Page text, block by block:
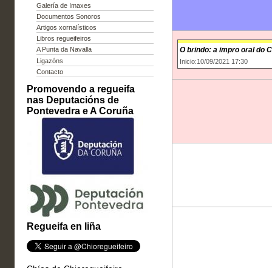
Galería de Imaxes
Documentos Sonoros
Artigos xornalísticos
Libros regueifeiros
A Punta da Navalla
Ligazóns
Contacto
Promovendo a regueifa
nas Deputacións de
Pontevedra e A Coruña
Regueifa en liña
O brindo: a impro oral do
Inicio:10/09/2021 17:30